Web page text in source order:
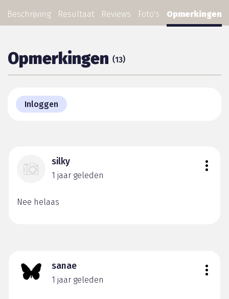
Beschrijving Resultaat Reviews Foto's Opmerkingen
Opmerkingen (13)
Inloggen
silky
1 jaar geleden
Nee helaas
sanae
1 jaar geleden